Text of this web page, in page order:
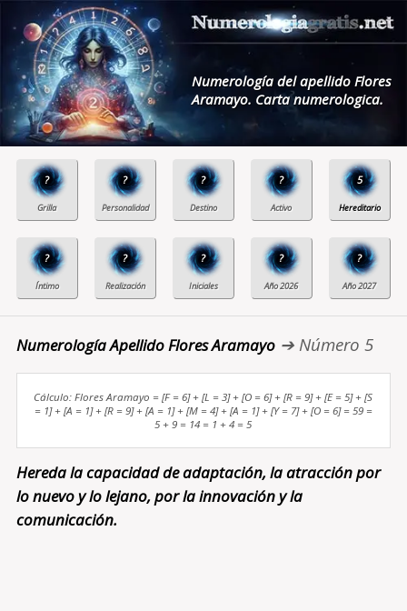
Numerología del apellido Flores
Aramayo. Carta numerologica.
? ? ? ? 5
? ? ? ? ?
Numerología Apellido Flores Aramayo➔ Número 5
Cálculo: Flores Aramayo = [F = 6] + [L = 3] + [O = 6] + [R = 9] + [E = 5] + [S
= 1] + [A = 1] + [R = 9] + [A = 1] + [M = 4] + [A = 1] + [Y = 7] + [O = 6] = 59 =
5 + 9 = 14 = 1 + 4 = 5
Hereda la capacidad de adaptación, la atracción por
lo nuevo y lo lejano, por la innovación y la
comunicación.